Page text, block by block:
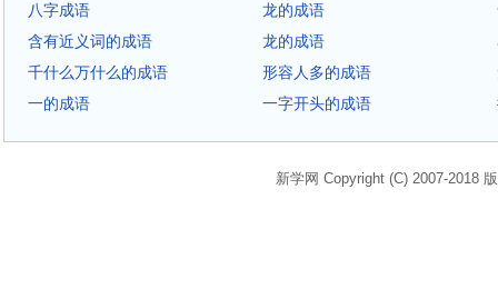
八字成语
龙的成语
含有近义词的成语
龙的成语
千什么万什么的成语
形容人多的成语
一的成语
一字开头的成语
新学网 Copyright (C) 2007-2018